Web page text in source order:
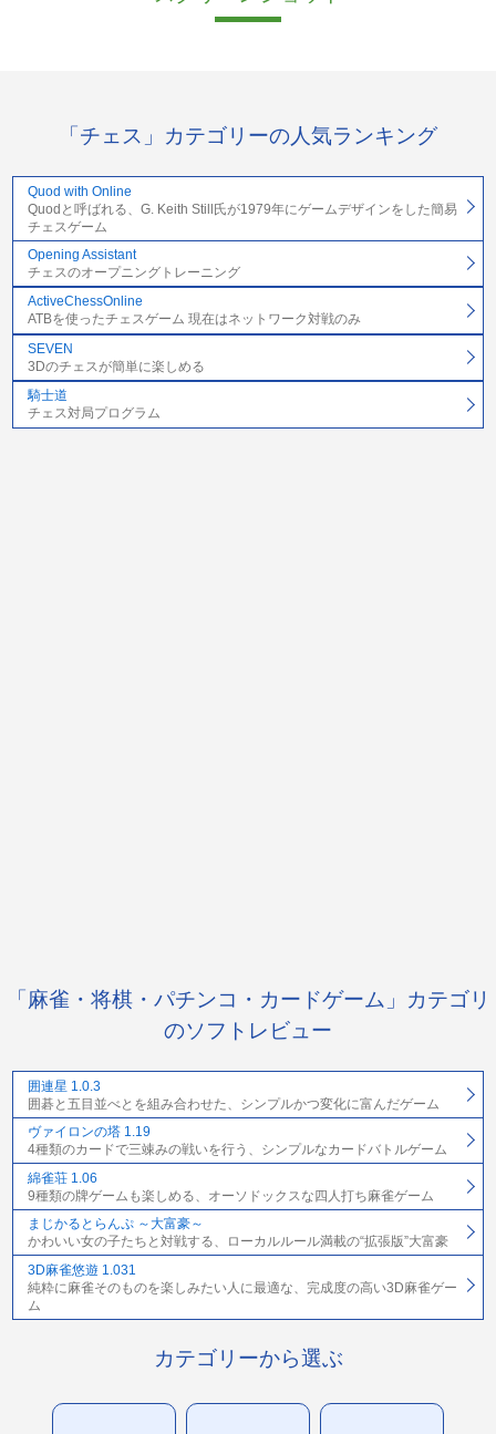
「チェス」カテゴリーの人気ランキング
Quod with Online
Quodと呼ばれる、G. Keith Still氏が1979年にゲームデザインをした簡易
チェスゲーム
Opening Assistant
チェスのオープニングトレーニング
ActiveChessOnline
ATBを使ったチェスゲーム 現在はネットワーク対戦のみ
SEVEN
3Dのチェスが簡単に楽しめる
騎士道
チェス対局プログラム
「麻雀・将棋・パチンコ・カードゲーム」カテゴリ
のソフトレビュー
囲連星 1.0.3
囲碁と五目並べとを組み合わせた、シンプルかつ変化に富んだゲーム
ヴァイロンの塔 1.19
4種類のカードで三竦みの戦いを行う、シンプルなカードバトルゲーム
綿雀荘 1.06
9種類の牌ゲームも楽しめる、オーソドックスな四人打ち麻雀ゲーム
まじかるとらんぷ ～大富豪～
かわいい女の子たちと対戦する、ローカルルール満載の“拡張版”大富豪
3D麻雀悠遊 1.031
純粋に麻雀そのものを楽しみたい人に最適な、完成度の高い3D麻雀ゲー
ム
カテゴリーから選ぶ